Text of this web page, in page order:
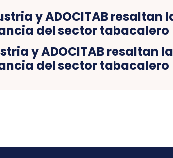
y ADOCITAB resaltan la
del sector tabacalero